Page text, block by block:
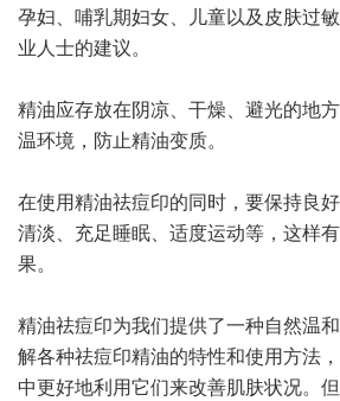
孕妇、哺乳期妇女、儿童以及皮肤过
业人士的建议。
精油应存放在阴凉、干燥、避光的地
温环境，防止精油变质。
在使用精油祛痘印的同时，要保持良
清淡、充足睡眠、适度运动等，这样
果。
精油祛痘印为我们提供了一种自然温
解各种祛痘印精油的特性和使用方法
中更好地利用它们来改善肌肤状况。